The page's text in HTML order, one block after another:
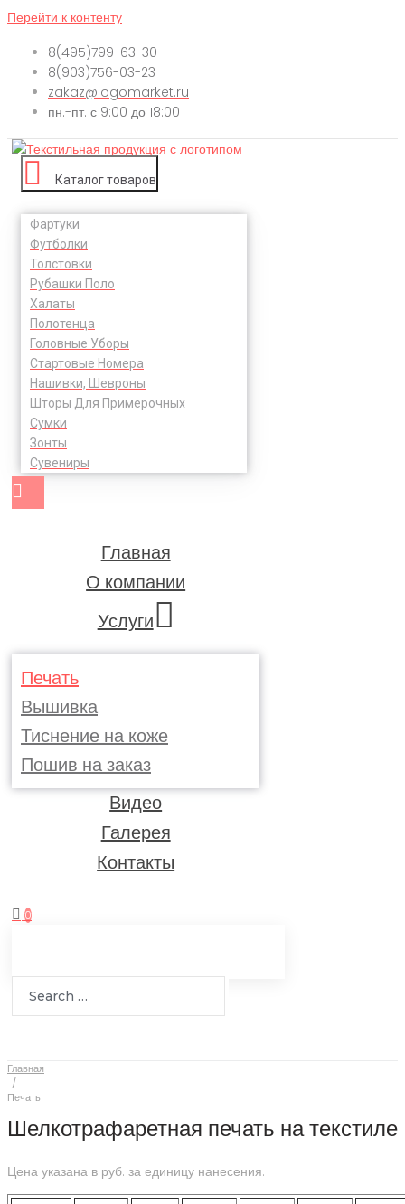
Перейти к контенту
8(495)799-63-30
8(903)756-03-23
zakaz@logomarket.ru
пн.-пт. с 9:00 до 18:00
Каталог товаров
Фартуки
Футболки
Толстовки
Рубашки Поло
Халаты
Полотенца
Головные Уборы
Стартовые Номера
Нашивки, Шевроны
Шторы Для Примерочных
Сумки
Зонты
Сувениры
Главная
О компании
Услуги
Печать
Вышивка
Тиснение на коже
Пошив на заказ
Видео
Галерея
Контакты
0
Главная
/
Печать
Шелкотрафаретная печать на текстиле
Цена указана в руб. за единицу нанесения.